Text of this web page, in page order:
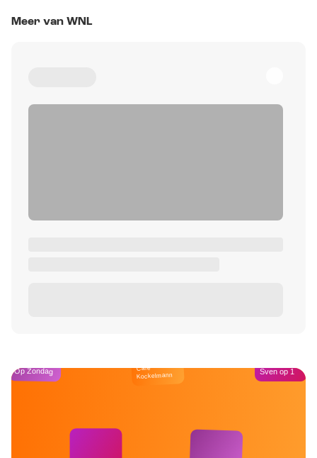
Meer van WNL
Op Zondag Café
Kockelmann Sven op 1